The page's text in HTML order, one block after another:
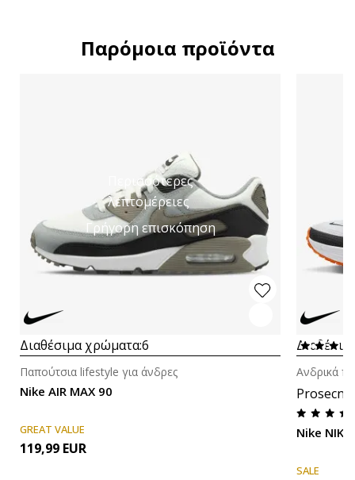
Παρόμοια προϊόντα
Περισσότερες
λεπτομέρειες
Γρήγορη επισκόπηση
Διαθέσιμα χρώματα:6
Nike AIR MAX 90
Παπούτσια lifestyle για άνδρες
GREAT VALUE
119,99 EUR
Nike NIKE
Ανδρικά
SALE